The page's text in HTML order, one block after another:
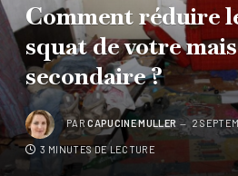
Comment réduire
squat de votre
secondaire ?
PAR CAPUCINE MULLER 2
3 MINUTES DE LECTURE